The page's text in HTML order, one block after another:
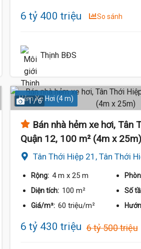
6 tỷ 400 triệu So sánh
Thịnh BĐS
Hẻm Xe Hơi (4 m)
1 / 6
Bán nhà hẻm xe hơi, Tân
Quận 12, 100 m² (4m x 25m)
Tân Thới Hiệp 21, Tân Thới
Rộng: 4 m x 25 m
Diện tích: 100 m² Số
Giá/m²: 60 triệu/m²
6 tỷ 430 triệu 6 tỷ 500 triệu